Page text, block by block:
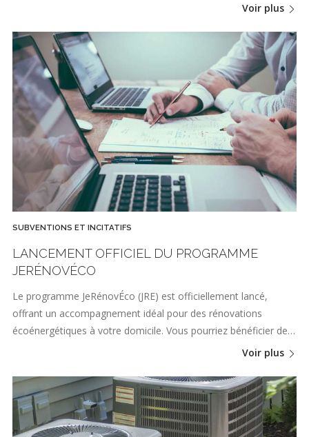
Voir plus
SUBVENTIONS ET INCITATIFS
LANCEMENT OFFICIEL DU PROGRAMME
JERÉNOVÉCO
Le programme JeRénovÉco (JRE) est officiellement lancé,
offrant un accompagnement idéal pour des rénovations
écoénergétiques à votre domicile. Vous pourriez bénéficier de…
Voir plus